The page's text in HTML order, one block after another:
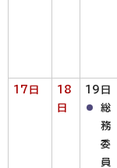
17 日
18
日
19日
総
務
委
員